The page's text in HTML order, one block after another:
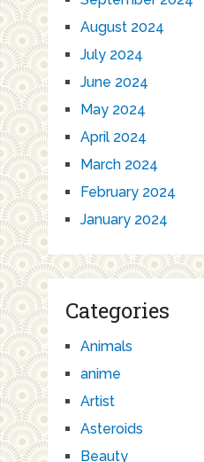
August 2024
July 2024
June 2024
May 2024
April 2024
March 2024
February 2024
January 2024
Categories
Animals
anime
Artist
Asteroids
Beauty